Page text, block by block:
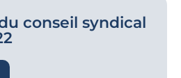
conseil syndical